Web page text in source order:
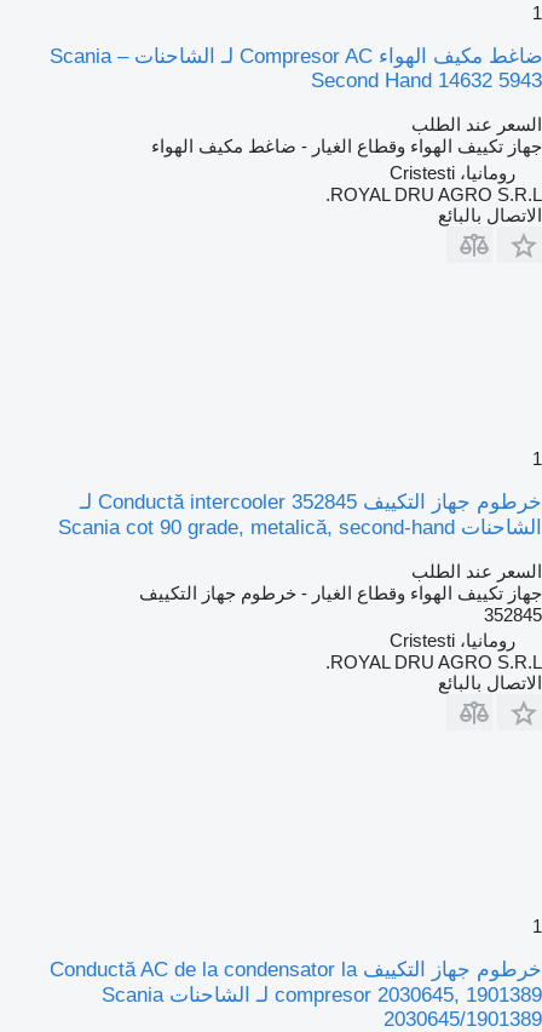
1
ضاغط مكيف الهواء Compresor AC لـ الشاحنات Scania –
Second Hand 14632 5943
السعر عند الطلب
جهاز تكييف الهواء وقطاع الغيار - ضاغط مكيف الهواء
رومانيا، Cristesti
ROYAL DRU AGRO S.R.L.
الاتصال بالبائع
1
خرطوم جهاز التكييف Conductă intercooler 352845 لـ
الشاحنات Scania cot 90 grade, metalică, second-hand
السعر عند الطلب
جهاز تكييف الهواء وقطاع الغيار - خرطوم جهاز التكييف
352845
رومانيا، Cristesti
ROYAL DRU AGRO S.R.L.
الاتصال بالبائع
1
خرطوم جهاز التكييف Conductă AC de la condensator la
compresor 2030645, 1901389 لـ الشاحنات Scania
2030645/1901389